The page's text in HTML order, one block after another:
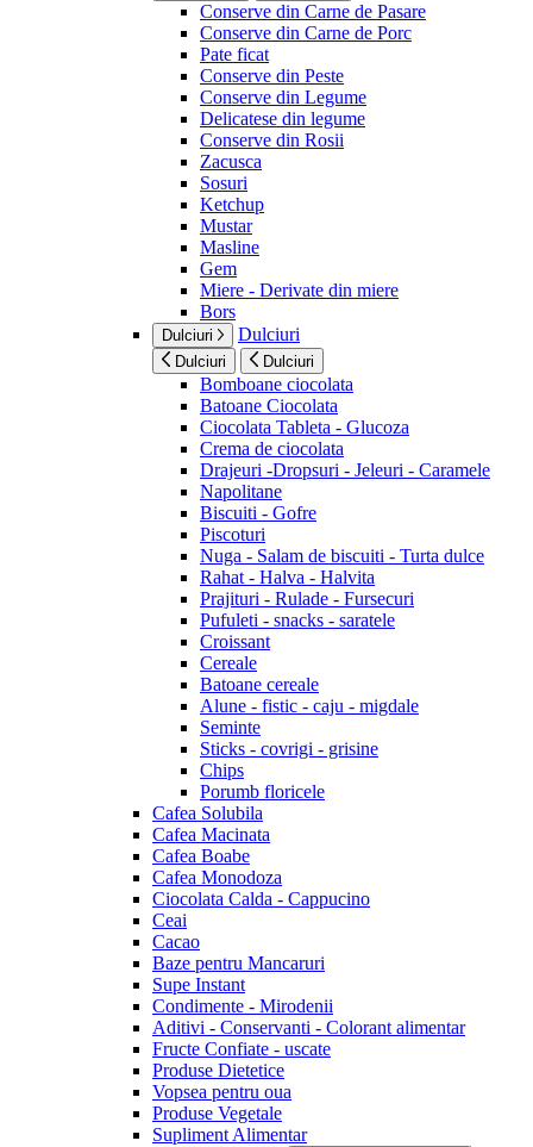
Conserve din Carne de Pasare
Conserve din Carne de Porc
Pate ficat
Conserve din Peste
Conserve din Legume
Delicatese din legume
Conserve din Rosii
Zacusca
Sosuri
Ketchup
Mustar
Masline
Gem
Miere - Derivate din miere
Bors
Dulciuri Dulciuri
Dulciuri Dulciuri
Bomboane ciocolata
Batoane Ciocolata
Ciocolata Tableta - Glucoza
Crema de ciocolata
Drajeuri -Dropsuri - Jeleuri - Caramele
Napolitane
Biscuiti - Gofre
Piscoturi
Nuga - Salam de biscuiti - Turta dulce
Rahat - Halva - Halvita
Prajituri - Rulade - Fursecuri
Pufuleti - snacks - saratele
Croissant
Cereale
Batoane cereale
Alune - fistic - caju - migdale
Seminte
Sticks - covrigi - grisine
Chips
Porumb floricele
Cafea Solubila
Cafea Macinata
Cafea Boabe
Cafea Monodoza
Ciocolata Calda - Cappucino
Ceai
Cacao
Baze pentru Mancaruri
Supe Instant
Condimente - Mirodenii
Aditivi - Conservanti - Colorant alimentar
Fructe Confiate - uscate
Produse Dietetice
Vopsea pentru oua
Produse Vegetale
Supliment Alimentar